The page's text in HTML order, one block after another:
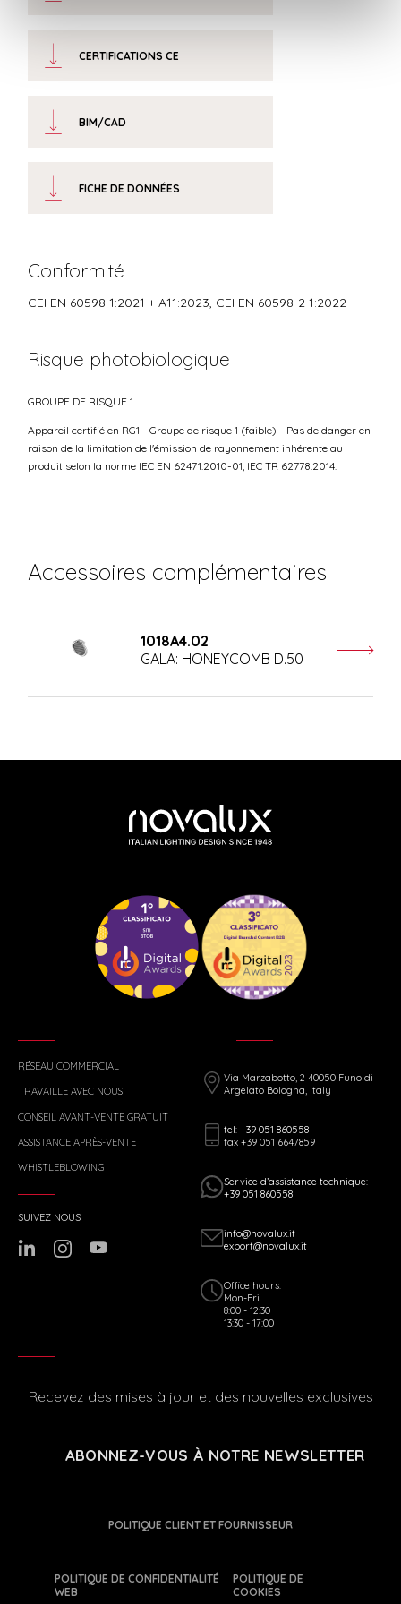
CERTIFICATIONS CE
BIM/CAD
FICHE DE DONNÉES
Conformité
CEI EN 60598-1:2021 + A11:2023, CEI EN 60598-2-1:2022
Risque photobiologique
GROUPE DE RISQUE 1
Appareil certifié en RG1 - Groupe de risque 1 (faible) - Pas de danger en
raison de la limitation de l'émission de rayonnement inhérente au
produit selon la norme IEC EN 62471:2010-01, IEC TR 62778:2014.
Accessoires complémentaires
1018A4.02
GALA: HONEYCOMB D.50
RÉSEAU COMMERCIAL
TRAVAILLE AVEC NOUS
CONSEIL AVANT-VENTE GRATUIT
ASSISTANCE APRÈS-VENTE
WHISTLEBLOWING
Via Marzabotto, 2 40050 Funo di
Argelato Bologna, Italy
tel: +39 051 860558
fax +39 051 6647859
Service d’assistance technique:
+39 051 860558
info@novalux.it
export@novalux.it
Office hours:
Mon-Fri
8:00 - 12:30
13:30 - 17:00
SUIVEZ NOUS
Recevez des mises à jour et des nouvelles exclusives
ABONNEZ-VOUS À NOTRE NEWSLETTER
POLITIQUE CLIENT ET FOURNISSEUR
POLITIQUE DE CONFIDENTIALITÉ
WEB
POLITIQUE DE
COOKIES